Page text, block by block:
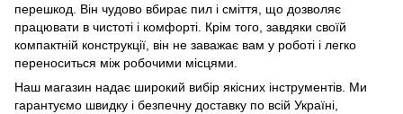
перешкод. Він чудово вбирає пил і сміття, що дозволяє
працювати в чистоті і комфорті. Крім того, завдяки своїй
компактній конструкції, він не заважає вам у роботі і легко
переноситься між робочими місцями.
Наш магазин надає широкий вибір якісних інструментів. Ми
гарантуємо швидку і безпечну доставку по всій Україні,